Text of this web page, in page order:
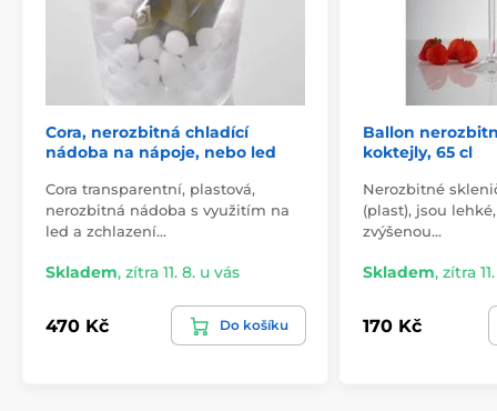
Cora, nerozbitná chladící
nádoba na nápoje, nebo led
Cora transparentní, plastová,
nerozbitná nádoba s využitím na
led a zchlazení…
Skladem, zítra 11. 8. u vás
470 Kč Do košíku
Ballon
koktejly, 65 cl
Nerozbitné
(plast), jsou
zvýšenou…
Skladem, zítra
170 Kč